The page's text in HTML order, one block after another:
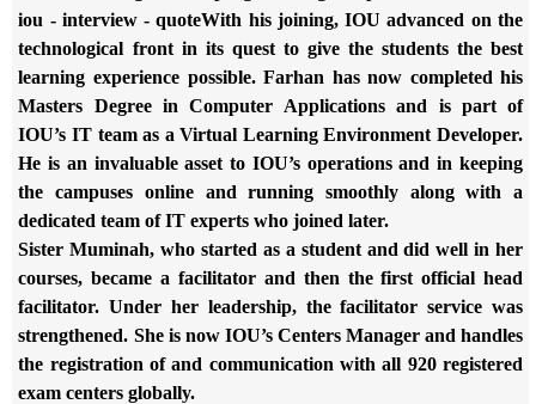
iou - interview - quoteWith his joining, IOU advanced on the
technological front in its quest to give the students the best
learning experience possible. Farhan has now completed his
Masters Degree in Computer Applications and is part of
IOU’s IT team as a Virtual LearningEnvironment Developer.
He is an invaluable asset to IOU’s operations andin keeping
the campuses online and running smoothly along with a
dedicated team of IT experts who joined later.
Sister Muminah, who started as a student and did well in her
courses, became a facilitator and then the first official head
facilitator. Underher leadership, the facilitator service was
strengthened. She is now IOU’s Centers Manager and handles
the registration of and communicationwith all 920 registered
exam centers globally.